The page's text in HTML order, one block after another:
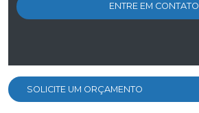
ENTRE EM CONTATO
SOLICITE UM ORÇAMENTO